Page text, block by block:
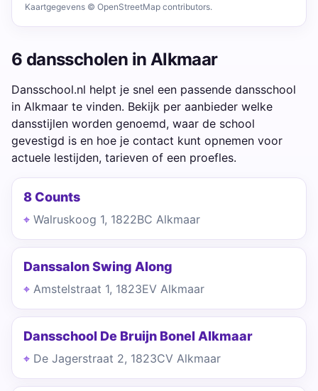
Kaartgegevens © OpenStreetMap contributors.
6 dansscholen in Alkmaar
Dansschool.nl helpt je snel een passende dansschool
in Alkmaar te vinden. Bekijk per aanbieder welke
dansstijlen worden genoemd, waar de school
gevestigd is en hoe je contact kunt opnemen voor
actuele lestijden, tarieven of een proefles.
8 Counts
Walruskoog 1, 1822BC Alkmaar
Danssalon Swing Along
Amstelstraat 1, 1823EV Alkmaar
Dansschool De Bruijn Bonel Alkmaar
De Jagerstraat 2, 1823CV Alkmaar